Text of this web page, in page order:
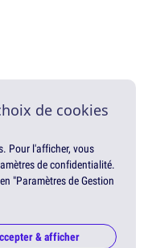
de cookies
Pour l'afficher, vous
de confidentialité.
"Paramètres de Gestion
& afficher